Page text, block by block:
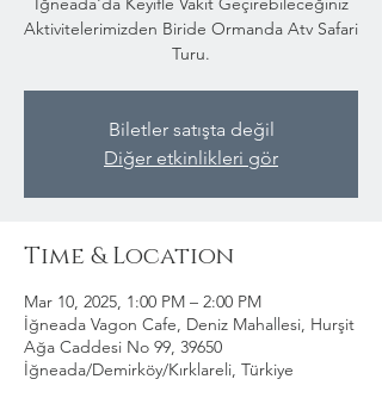
Aktivitelerimizden Biride Ormanda Atv Safari
Turu.
Biletler satışta değil
Diğer etkinlikleri gör
Time & Location
Mar 10, 2025, 1:00 PM – 2:00 PM
İğneada Vagon Cafe, Deniz Mahallesi, Hurşit
Ağa Caddesi No 99, 39650
İğneada/Demirköy/Kırklareli, Türkiye